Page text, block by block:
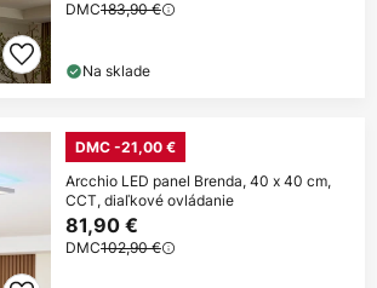
DMC183,90 €
Na sklade
DMC -21,00 €
Arcchio LED panel Brenda, 40 x 40 cm,
CCT, diaľkové ovládanie
81,90 €
DMC102,90 €